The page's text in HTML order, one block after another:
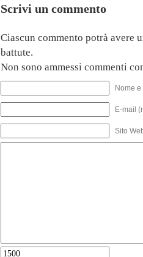
Scrivi un commento
Ciascun commento potrà avere
battute.
Non sono ammessi commenti
Nome
E-mail
Sito